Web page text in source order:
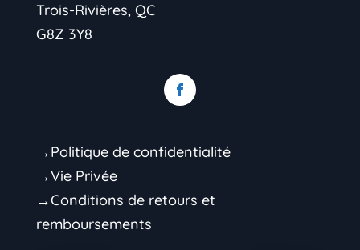
Trois-Rivières, QC
G8Z 3Y8
→Politique de confidentialité
→Vie Privée
→Conditions de retours et
remboursements